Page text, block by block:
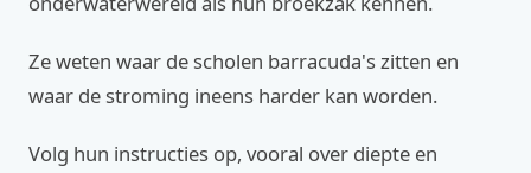
Ze weten waar de scholen barracuda's zitten en
waar de stroming ineens harder kan worden.
Volg hun instructies op, vooral over diepte en